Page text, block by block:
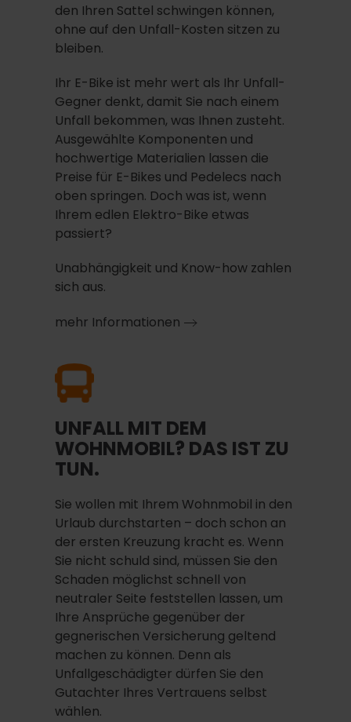
den Ihren Sattel schwingen können,
ohne auf den Unfall-Kosten sitzen zu
bleiben.
Ihr E-Bike ist mehr wert als Ihr Unfall-
Gegner denkt, damit Sie nach einem
Unfall bekommen, was Ihnen zusteht.
Ausgewählte Komponenten und
hochwertige Materialien lassen die
Preise für E-Bikes und Pedelecs nach
oben springen. Doch was ist, wenn
Ihrem edlen Elektro-Bike etwas
passiert?
Unabhängigkeit und Know-how zahlen
sich aus.
mehr Informationen
UNFALL MIT DEM
WOHNMOBIL? DAS IST ZU
TUN.
Sie wollen mit Ihrem Wohnmobil in den
Urlaub durchstarten – doch schon an
der ersten Kreuzung kracht es. Wenn
Sie nicht schuld sind, müssen Sie den
Schaden möglichst schnell von
neutraler Seite feststellen lassen, um
Ihre Ansprüche gegenüber der
gegnerischen Versicherung geltend
machen zu können. Denn als
Unfallgeschädigter dürfen Sie den
Gutachter Ihres Vertrauens selbst
wählen.